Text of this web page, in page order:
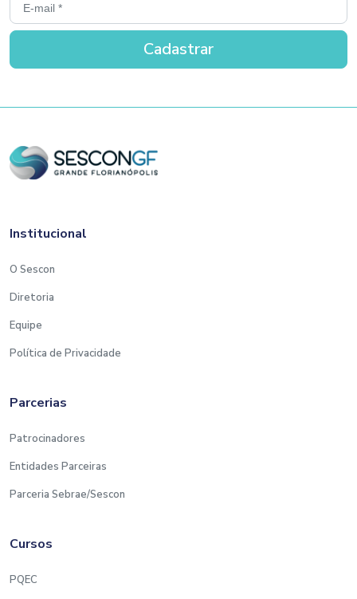
Institucional
O Sescon
Diretoria
Equipe
Política de Privacidade
Parcerias
Patrocinadores
Entidades Parceiras
Parceria Sebrae/Sescon
Cursos
PQEC